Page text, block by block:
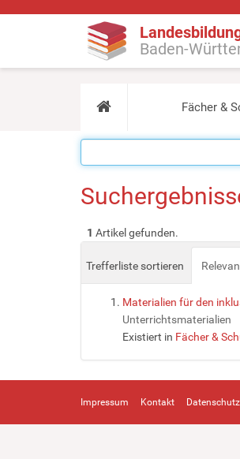
Baden-
Fächer &
1 Artikel gefunden.
Trefferliste sortieren
Materialien für den
Unterrichtsmaterialien
Existiert in Fächer &
Impressum Kontakt